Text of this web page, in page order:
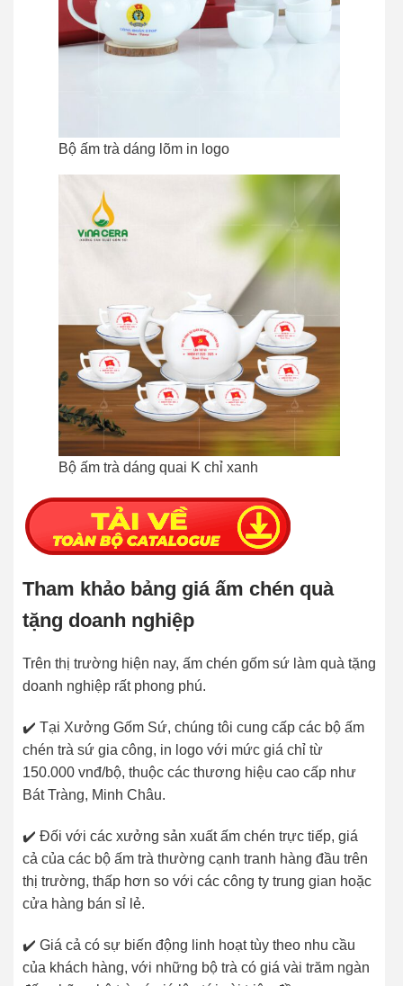
Bộ ấm trà dáng lõm in logo
Bộ ấm trà dáng quai K chỉ xanh
Tham khảo bảng giá ấm chén quà
tặng doanh nghiệp
Trên thị trường hiện nay, ấm chén gốm sứ làm quà tặng
doanh nghiệp rất phong phú.
✔️ Tại Xưởng Gốm Sứ, chúng tôi cung cấp các bộ ấm
chén trà sứ gia công, in logo với mức giá chỉ từ
150.000 vnđ/bộ, thuộc các thương hiệu cao cấp như
Bát Tràng, Minh Châu.
✔️ Đối với các xưởng sản xuất ấm chén trực tiếp, giá
cả của các bộ ấm trà thường cạnh tranh hàng đầu trên
thị trường, thấp hơn so với các công ty trung gian hoặc
cửa hàng bán sỉ lẻ.
✔️ Giá cả có sự biến động linh hoạt tùy theo nhu cầu
của khách hàng, với những bộ trà có giá vài trăm ngàn